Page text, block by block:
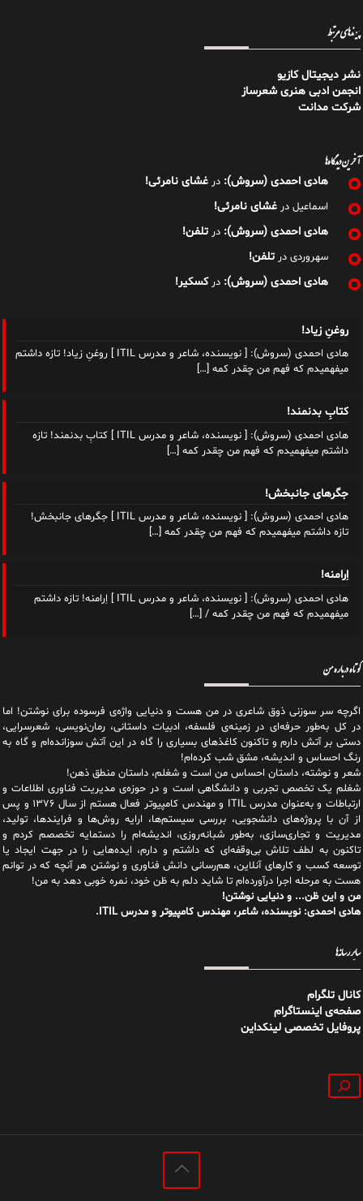
پیوندهای مرتبط
نشر دیجیتال کازیو
انجمن ادبی هنری شعرساز
شرکت مدانت
آخرین دیدگاه‌ها
هادی احمدی (سروش): در غشای نامرئی!
اسماعیل در غشای نامرئی!
هادی احمدی (سروش): در تلفن!
سهروردی در تلفن!
هادی احمدی (سروش): درکسکیر!
روغنِ زیاد!
هادی احمدی (سروش): [ نویسنده، شاعر و مدرس ITIL ] روغنِ زیاد! تازه داشتم
میفهمیدم که فهم من چقدر کمه […]
کتابِ بدنمند!
هادی احمدی (سروش): [ نویسنده، شاعر و مدرس ITIL ] کتابِ بدنمند! تازه
داشتم میفهمیدم که فهم من چقدر کمه […]
جگرهای جانبخش!
هادی احمدی (سروش): [ نویسنده، شاعر و مدرس ITIL ] جگرهای جانبخش!
تازه داشتم میفهمیدم که فهم من چقدر کمه […]
اِرامنه!
هادی احمدی (سروش): [ نویسنده، شاعر و مدرس ITIL ] اِرامنه! تازه داشتم
میفهمیدم که فهم من چقدر کمه / […]
کوتاه درباره من
اگرچه سر سوزنی ذوق شاعری در من هست و دنیایی واژه‌‌ی فرسوده برای نوشتن! اما
در کل به‌طور حرفه‌ای در زمینه‌ی فلسفه، ادبیات داستانی، رمان‌نویسی، شعرسرایی،
دستی بر آتش دارم و تاکنون کاغذهای بسیاری را گاه در این آتش سوزانده‌ام و گاه به
رنگ احساس و اندیشه، مشق شب کرده‌ام!
شعر و نوشته، داستان احساس من است و شغلم، داستان منطق ذهن!
شغلم یک تخصص تجربی و دانشگاهی است و در حوزه‌ی مدیریت فناوری اطلاعات و
ارتباطات و به‌عنوان مدرس ITIL و مهندس کامپیوتر فعال هستم از سال ۱۳۷۶ و پس
از آن با پروژه‌های دانشجویی، بررسی سیستم‌ها، ارایه روش‌ها و فرایندها، تولید،
مدیریت و تجاری‌سازی، به‌طور شبانه‌روزی، اندیشه‌ام را دستمایه تخصصم کردم و
تاکنون به لطف تلاش بی‌وقفه‌ای که داشتم و دارم، اید‌ه‌هایی را در جهت ایجاد یا
توسعه کسب و کارهای آنلاین، هم‌رسانی دانش فناوری و نوشتن هر آنچه که در توانم
هست به مرحله اجرا درآورده‌ام تا شاید دلم به ظن خود، نمره خوبی دهد به من!
من و این ظن... و دنیایی نوشتن!
هادی احمدی: نویسنده، شاعر، مهندس کامپیوتر و مدرس ITIL.
سایر رسانه‌ها
کانال تلگرام
صفحه‌ی اینستاگرام
پروفایل تخصصی لینکداین
جستجو